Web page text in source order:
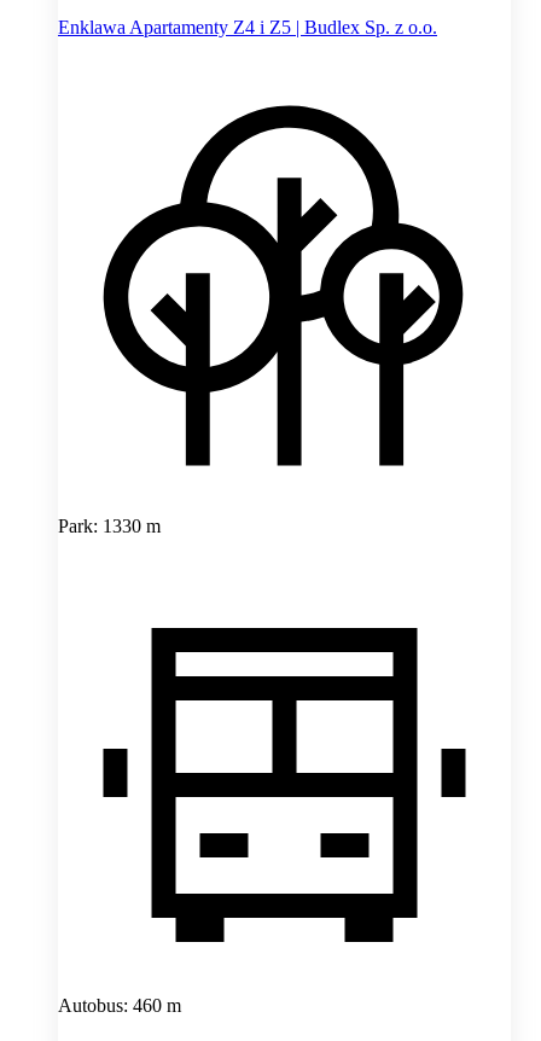
Enklawa Apartamenty Z4 i Z5 | Budlex Sp. z o.o.
Park: 1330 m
Autobus: 460 m